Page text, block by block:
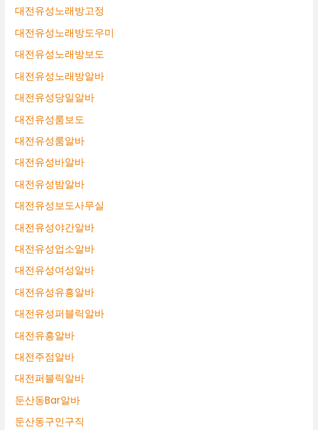
대전유성노래방고정
대전유성노래방도우미
대전유성노래방보도
대전유성노래방알바
대전유성당일알바
대전유성룸보도
대전유성룸알바
대전유성바알바
대전유성밤알바
대전유성보도사무실
대전유성야간알바
대전유성업소알바
대전유성여성알바
대전유성유흥알바
대전유성퍼블릭알바
대전유흥알바
대전주점알바
대전퍼블릭알바
둔산동Bar알바
둔산동구인구직